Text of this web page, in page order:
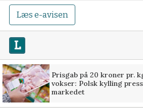
Læs e-avisen
Prisgab på 20 kroner pr.
vokser: Polsk kylling
markedet